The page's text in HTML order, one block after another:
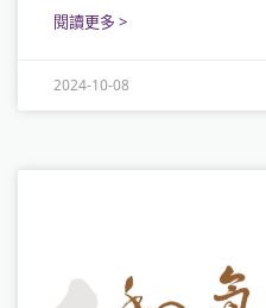
閱讀更多 >
2024-10-08